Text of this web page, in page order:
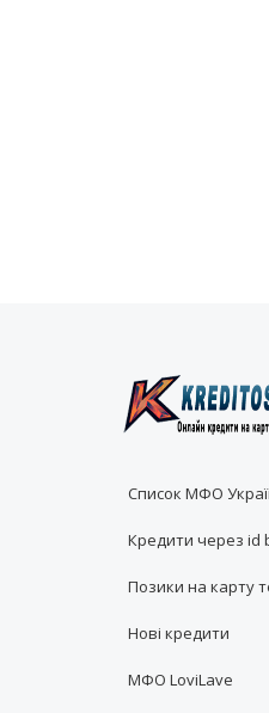
Список МФО
Кредити через id
Позики на карту
Нові кредити
МФО LoviLave